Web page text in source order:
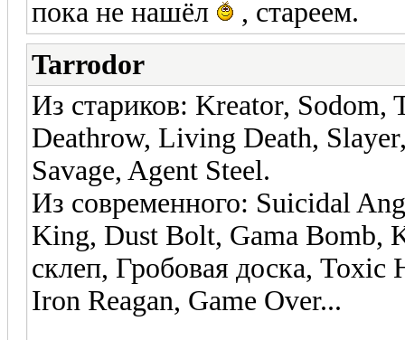
пока не нашёл
, стареем.
Tarrodor
Из стариков: Kreator, Sodom,
Deathrow, Living Death,
Savage, Agent Steel.
Из современного: Suicidal
King, Dust Bolt, Gama Bomb,
склеп, Гробовая доска,
Iron Reagan, Game Over...